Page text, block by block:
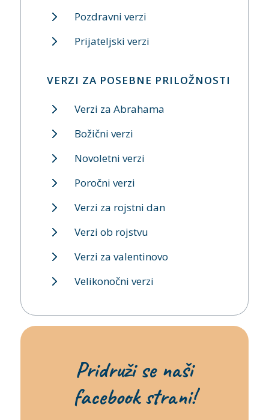
Pozdravni verzi
Prijateljski verzi
VERZI ZA POSEBNE PRILOŽNOSTI
Verzi za Abrahama
Božični verzi
Novoletni verzi
Poročni verzi
Verzi za rojstni dan
Verzi ob rojstvu
Verzi za valentinovo
Velikonočni verzi
Pridruži se naši
facebook strani!